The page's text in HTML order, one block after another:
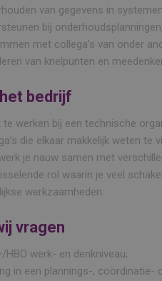
van gegevens in
bij
met collega’s van onder
van knelpunten en
bedrijf
te werken bij een technische
die elkaar makkelijk weten
je nauw samen met
rol waarin je veel
werkzaamheden.
vragen
HBO werk- en denkniveau;
in een plannings-,